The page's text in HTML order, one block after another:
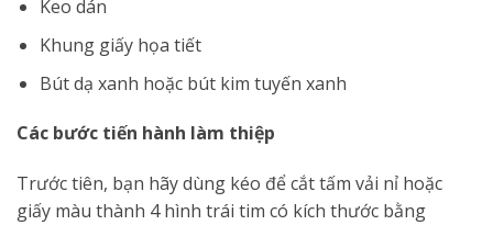
Keo dán
Khung giấy họa tiết
Bút dạ xanh hoặc bút kim tuyến xanh
Các bước tiến hành làm thiệp
Trước tiên, bạn hãy dùng kéo để cắt tấm vải nỉ hoặc
giấy màu thành 4 hình trái tim có kích thước bằng